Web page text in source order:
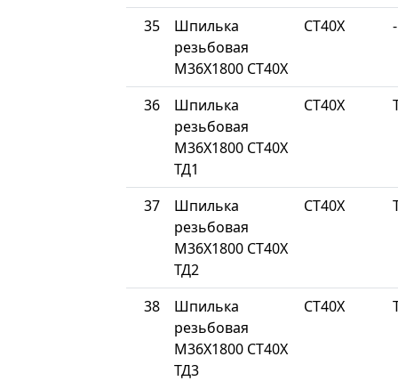
35
Шпилька
резьбовая
М36Х1800 СТ40Х
СТ40Х -
36
Шпилька
резьбовая
М36Х1800 СТ40Х
ТД1
СТ40Х
37
Шпилька
резьбовая
М36Х1800 СТ40Х
ТД2
СТ40Х
38
Шпилька
резьбовая
М36Х1800 СТ40Х
ТД3
СТ40Х